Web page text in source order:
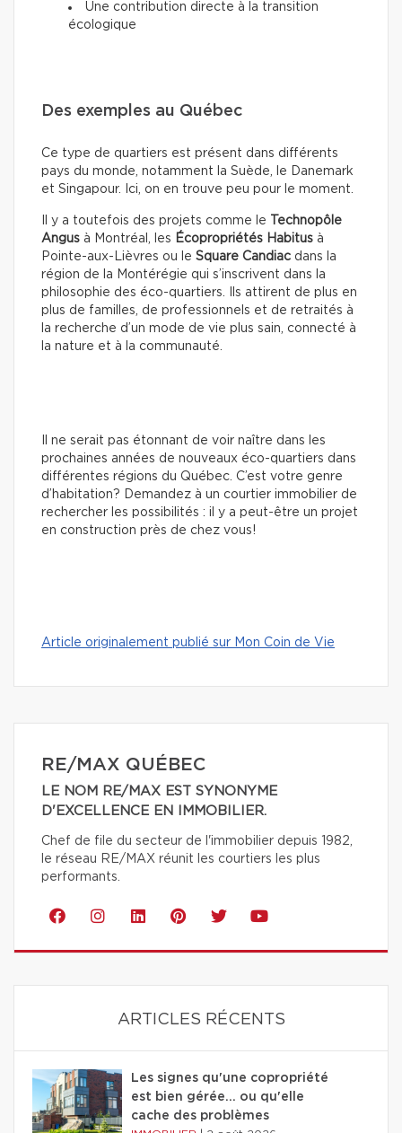
Une contribution directe à la transition
écologique
Des exemples au Québec
Ce type de quartiers est présent dans différents
pays du monde, notamment la Suède, le Danemark
et Singapour. Ici, on en trouve peu pour le moment.
Il y a toutefois des projets comme le
Technopôle
Angus à Montréal, les Écopropriétés Habitus à
Pointe-aux-Lièvres ou le Square Candiac dans la
région de la Montérégie qui s’inscrivent dans la
philosophie des éco-quartiers. Ils attirent de plus en
plus de familles, de professionnels et de retraités à
la recherche d’un mode de vie plus sain, connecté à
la nature et à la communauté.
Il ne serait pas étonnant de voir naître dans les
prochaines années de nouveaux éco-quartiers dans
différentes régions du Québec. C’est votre genre
d’habitation? Demandez à un courtier immobilier de
rechercher les possibilités : il y a peut-être un projet
en construction près de chez vous!
Article originalement publié sur Mon Coin de Vie
RE/MAX QUÉBEC
LE NOM RE/MAX EST SYNONYME
D'EXCELLENCE EN IMMOBILIER.
Chef de file du secteur de l'immobilier depuis 1982,
le réseau RE/MAX réunit les courtiers les plus
performants.
ARTICLES RÉCENTS
Les signes qu'une copropriété
est bien gérée… ou qu'elle
cache des problèmes